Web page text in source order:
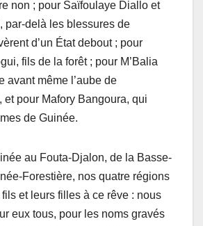
non ; pour Saïfoulaye Diallo et
par-delà les blessures de
d’un État debout ; pour
fils de la forêt ; pour M’Balia
avant même l’aube de
et pour Mafory Bangoura, qui
de Guinée.
au Fouta-Djalon, de la Basse-
Forestière, nos quatre régions
et leurs filles à ce rêve : nous
eux tous, pour les noms gravés